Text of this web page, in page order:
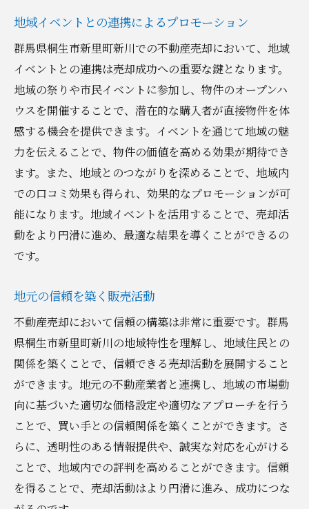
地域イベントとの連携によるプロモーション
群馬県桐生市新里町新川での不動産売却において、地域
イベントとの連携は売却成功への重要な鍵となります。
地域の祭りや市民イベントに参加し、物件のオープンハ
ウスを開催することで、潜在的な購入者が直接物件を体
感する機会を提供できます。イベントを通じて地域の魅
力を伝えることで、物件の価値を高める効果が期待でき
ます。また、地域とのつながりを深めることで、地域内
での口コミ効果も得られ、効果的なプロモーションが可
能になります。地域イベントを活用することで、売却活
動をより円滑に進め、最適な結果を導くことができるの
です。
地元の信頼を築く販売活動
不動産売却において信頼の構築は非常に重要です。群馬
県桐生市新里町新川の地域特性を理解し、地域住民との
関係を築くことで、信頼できる売却活動を展開すること
ができます。地元の不動産業者と連携し、地域の市場動
向に基づいた適切な価格設定や適切なアプローチを行う
ことで、買い手との信頼関係を築くことができます。さ
らに、透明性のある情報提供や、誠実な対応を心がける
ことで、地域内での評判を高めることができます。信頼
を得ることで、売却活動はより円滑に進み、成功につな